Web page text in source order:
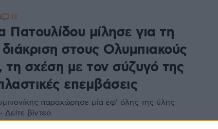
Πατουλίδου μίλησε για τη
στους Ολυμπιακούς
τη σχέση με τον σύζυγό της
επεμβάσεις
παραχώρησε μία εφ' όλης της ύλης
βίντεο
13